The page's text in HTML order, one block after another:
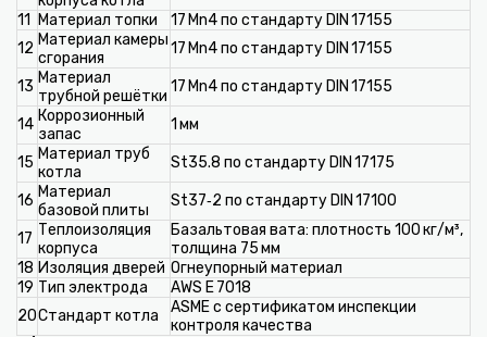
11
Материал топки
17 Mn4 по стандарту DIN 17155
12 Материал камеры
сгорания
17 Mn4 по стандарту DIN 17155
13 Материал
трубной решётки
17 Mn4 по стандарту DIN 17155
14 Коррозионный
запас
1 мм
15 Материал труб
котла
St35.8 по стандарту DIN 17175
16 Материал
базовой плиты
St37‑2 по стандарту DIN 17100
17 Теплоизоляция
корпуса
Базальтовая вата: плотность 100 кг/м³,
толщина 75 мм
18 Изоляция дверей Огнеупорный материал
19 Тип электрода
AWS E 7018
20Стандарт котла
ASME с сертификатом инспекции
контроля качества